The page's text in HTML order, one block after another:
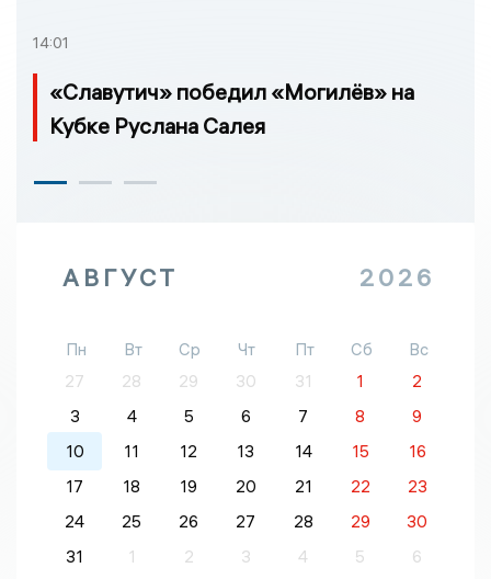
14:01
«Славутич» победил «Могилёв» на
Кубке Руслана Салея
АВГУСТ 2026
Пн Вт Ср Чт Пт Сб
Вс
27
28 29 30 31 1
2
3
4 5 6 7 8
9
10
11 12 13 14 15
16
17
18 19 20 21 22
23
24
25 26 27 28 29
30
31
1 2 3 4 5 6